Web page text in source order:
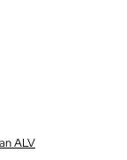
ALV